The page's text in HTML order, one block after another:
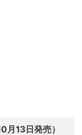
13日発売）